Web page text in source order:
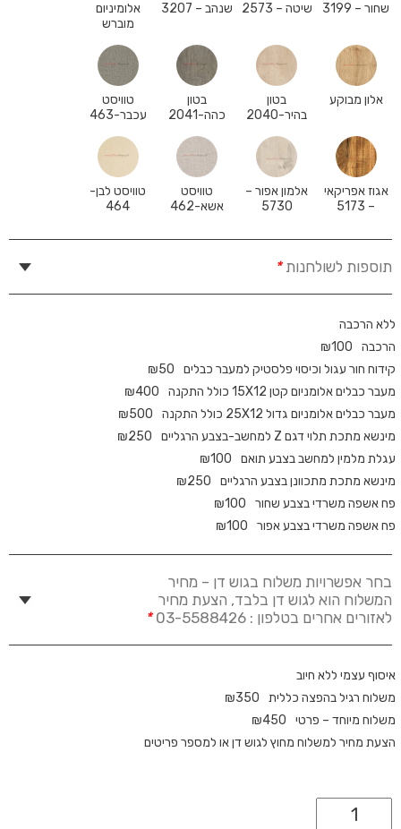
שחור – 3199 שיטה – 2573 שנהב – 3207
אלומיניום
מוברש
אלון מבוקע
בטון
בהיר-2040
בטון
כהה-2041
טוויסט
עכבר-463
אגוז אפריקאי
– 5173
אלמון אפור –
5730
טוויסט
אשא-462
טוויסט לבן-
464
תוספות לשולחנות*
ללא הרכבה
הרכבה
₪100
קידוח חור עגול וכיסוי פלסטיק למעבר כבלים
₪50
מעבר כבלים אלומניום קטן 15X12 כולל התקנה
₪400
מעבר כבלים אלומניום גדול 25X12 כולל התקנה
₪500
מינשא מתכת תלוי דגם Z למחשב-בצבע הרגליים
₪250
עגלת מלמין למחשב בצבע תואם
₪100
מינשא מתכת מתכוונן בצבע הרגליים
₪250
פח אשפה משרדי בצבע שחור
₪100
פח אשפה משרדי בצבע אפור
₪100
בחר אפשרויות משלוח בגוש דן – מחיר
המשלוח הוא לגוש דן בלבד, הצעת מחיר
לאזורים אחרים בטלפון : 03-5588426
*
איסוף עצמי ללא חיוב
משלוח רגיל בהפצה כללית
₪350
משלוח מיוחד – פרטי
₪450
הצעת מחיר למשלוח מחוץ לגוש דן או למספר פריטים